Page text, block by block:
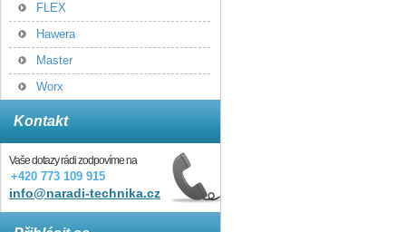
FLEX
Hawera
Master
Worx
Kontakt
Vaše dotazy rádi zodpovíme na
+420 773 109 915
info@naradi-technika.cz